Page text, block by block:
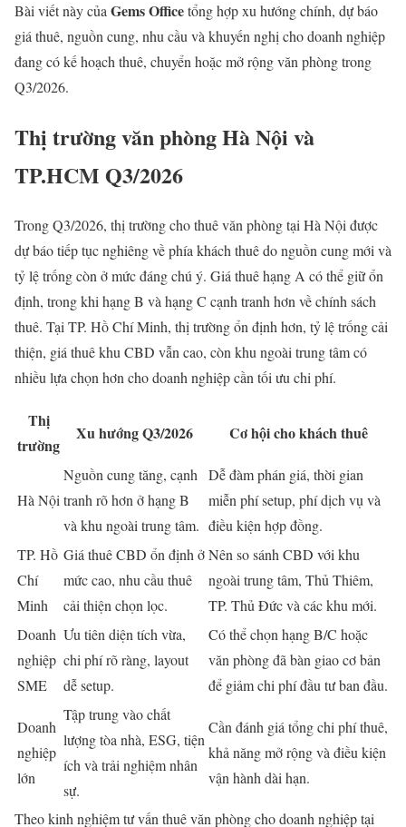
Bài viết này của Gems Officetổng hợp xu hướng chính, dự báo
giá thuê, nguồn cung, nhu cầu và khuyến nghị cho doanh nghiệp
đang có kế hoạch thuê, chuyển hoặc mở rộng văn phòng trong
Q3/2026.
Thị trường văn phòng Hà Nội và
TP.HCM Q3/2026
Trong Q3/2026, thị trường cho thuê văn phòng tại Hà Nội được
dự báo tiếp tục nghiêng về phía khách thuê do nguồn cung mới và
tỷ lệ trống còn ở mức đáng chú ý. Giá thuê hạng A có thể giữ ổn
định, trong khi hạng B và hạng C cạnh tranh hơn về chính sách
thuê. Tại TP. Hồ Chí Minh, thị trường ổn định hơn, tỷ lệ trống cải
thiện, giá thuê khu CBD vẫn cao, còn khu ngoài trung tâm có
nhiều lựa chọn hơn cho doanh nghiệp cần tối ưu chi phí.
Thị
trường
Xu hướng Q3/2026 Cơ hội cho khách thuê
Hà Nội
Nguồn cung tăng, cạnh
tranh rõ hơn ở hạng B
và khu ngoài trung tâm.
Dễ đàm phán giá, thời gian
miễn phí setup, phí dịch vụ và
điều kiện hợp đồng.
TP. Hồ
Chí
Minh
Giá thuê CBD ổn định ở
mức cao, nhu cầu thuê
cải thiện chọn lọc.
Nên so sánh CBD với khu
ngoài trung tâm, Thủ Thiêm,
TP. Thủ Đức và các khu mới.
Doanh
nghiệp
SME
Ưu tiên diện tích vừa,
chi phí rõ ràng, layout
dễ setup.
Có thể chọn hạng B/C hoặc
văn phòng đã bàn giao cơ bản
để giảm chi phí đầu tư ban đầu.
Doanh
nghiệp
lớn
Tập trung vào chất
lượng tòa nhà, ESG, tiện
ích và trải nghiệm nhân
sự.
Cần đánh giá tổng chi phí thuê,
khả năng mở rộng và điều kiện
vận hành dài hạn.
Theo kinh nghiệm tư vấn thuê văn phòng cho doanh nghiệp tại